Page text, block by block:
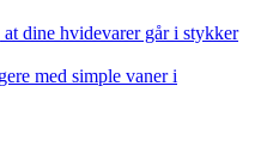
dine hvidevarer går i stykker
med simple vaner i